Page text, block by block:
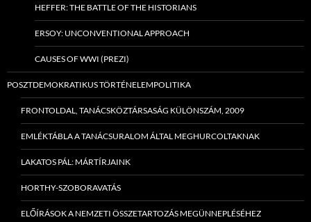
HEFFER: THE BATTLE OF THE HISTORIANS
ERSOY: UNCONVENTIONAL APPROACH
CAUSES OF WWI (PREZI)
POSZTDEMOKRATIKUS TÖRTÉNELEMPOLITIKA
FRONTOLDAL, TANÁCSKÖZTÁRSASÁG KÜLÖNSZÁM, 2009
EMLÉKTÁBLA A TANÁCSURALOM ÁLTAL MEGHURCOLTAKNAK
LAKATOS PÁL: MÁRTÍRJAINK
HORTHY-SZOBORAVATÁS
ELŐÍRÁSOK A NEMZETI ÖSSZETARTOZÁS MEGÜNNEPLÉSÉHEZ